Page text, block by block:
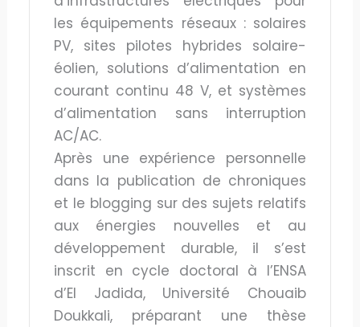
les équipements réseaux : solaires
PV, sites pilotes hybrides solaire-
éolien, solutions d’alimentation en
courant continu 48 V, et systèmes
d’alimentation sans interruption
AC/AC.
Après une expérience personnelle
dans la publication de chroniques
et le blogging sur des sujets relatifs
aux énergies nouvelles et au
développement durable, il s’est
inscrit en cycle doctoral à l’ENSA
d’El Jadida, Université Chouaib
Doukkali, préparant une thèse